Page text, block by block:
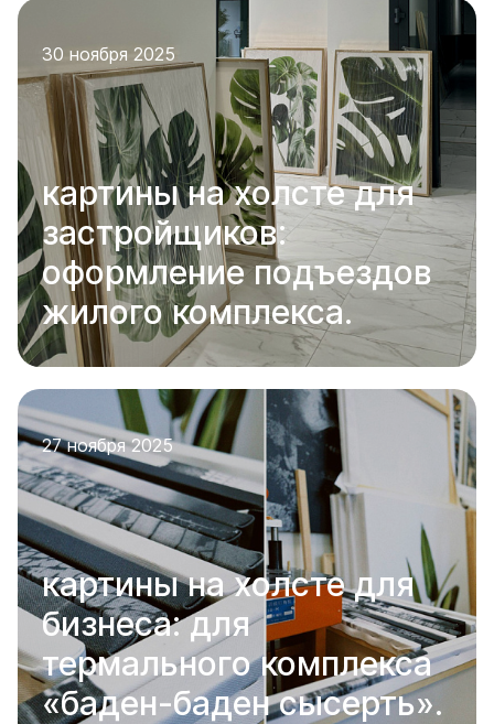
30 ноября 2025
картины на холсте для
застройщиков:
оформление подъездов
жилого комплекса.
27 ноября 2025
картины на холсте для
бизнеса: для
термального комплекса
«баден-баден сысерть».